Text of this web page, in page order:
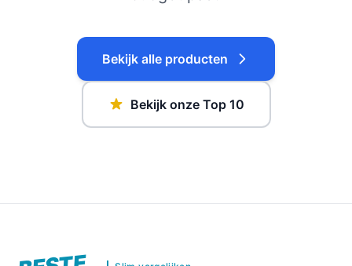
Bekijk alle producten
Bekijk onze Top 10